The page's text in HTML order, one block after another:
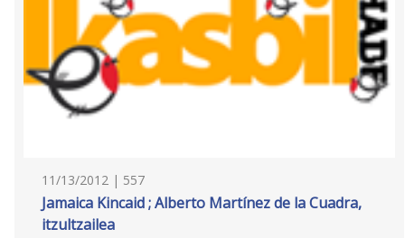
11/13/2012 | 557
Jamaica Kincaid ; Alberto Martínez de la Cuadra,
itzultzailea